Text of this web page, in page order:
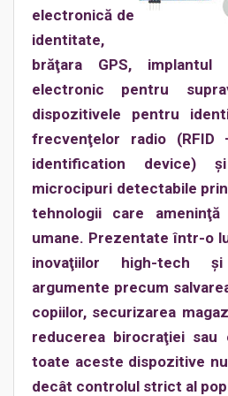
electronică de
identitate,
brăţara GPS, implantul
electronic pentru
dispozitivele pentru
frecvenţelor radio (RFID
identification device)
microcipuri detectabile
tehnologii care
umane. Prezentate într-o
inovaţiilor high-tech
argumente precum
copiilor, securizarea
reducerea birocraţiei sau
toate aceste dispozitive
decât controlul strict al